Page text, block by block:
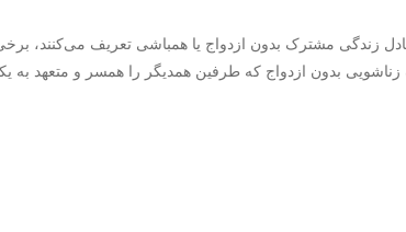
زندگی مشترک بدون ازدواج یا همباشی تعریف می‌کنند،
بدون ازدواج که طرفین همدیگر را همسر و متعهد به